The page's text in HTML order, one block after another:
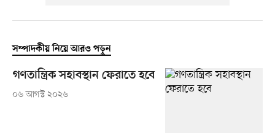
সম্পাদকীয় নিয়ে আরও পড়ুন
গণতান্ত্রিক সহাবস্থান ফেরাতে হবে
০৬ আগস্ট ২০২৬